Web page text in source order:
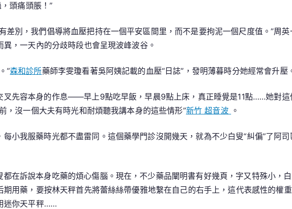
頭痛頭脹！”
差別，我們倡導將血壓把持在一個平安區間里，而不是要拘泥一個尺度值。”周英
，一天內的分歧時段也會呈現波峰波谷。
”森和診所藥師李雯瓊看著吳阿姨記載的血壓“日誌”，發明薄暮時分她經常會升
叉先容本身的作息——早上9點吃早飯，早晨9點上床，真正睡覺是11點……她對這
，沒一個大夫有時光和耐煩聽我講本身的這些情形”新竹 超音波 。
每小我服藥時光都不盡雷同。這個藥學門診沒開幾天，就為不少白叟“糾偏”了阿
都在訴說本身吃藥的煩心傷腦。現在，不少藥品闡明書有好幾頁，字又特殊小，
期用藥，要按林天秤首先將蕾絲絲帶優雅地繫在自己的右手上，這代表感性的權
迷你天平秤……